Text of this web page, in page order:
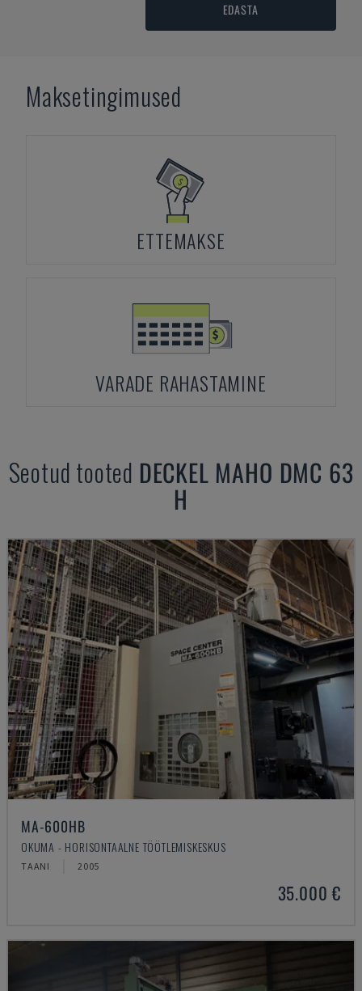
EDASTA
Maksetingimused
ETTEMAKSE
VARADE RAHASTAMINE
Seotud tooted DECKEL MAHO DMC 63
H
MA-600HB
OKUMA - HORISONTAALNE TÖÖTLEMISKESKUS
TAANI 2005
35.000 €